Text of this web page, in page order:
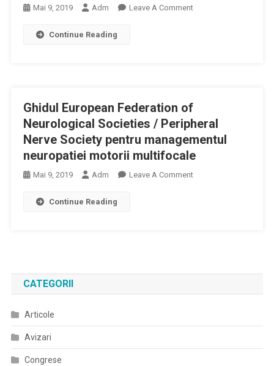
Raportul
Şi
Al
Peripheral
Nerve
Prima
Mai 9, 2019 Adm Leave A CommentOn
Neuropatiilor
Demielinizante
Paraproteinemice
Continue Reading
Ghidul European Federation of
Neurological Societies / Peripheral
Nerve Society pentru managementul
neuropatiei motorii multifocale
Mai 9, 2019 Adm Leave A CommentOn
/
Pentru
Continue Reading
CATEGORII
Articole
Avizari
Congrese